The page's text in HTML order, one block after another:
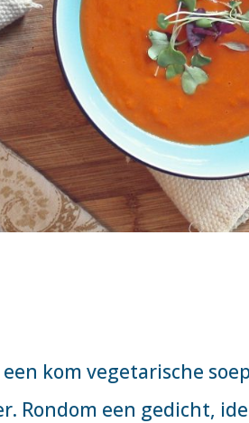
kom vegetarische
Rondom een gedicht,